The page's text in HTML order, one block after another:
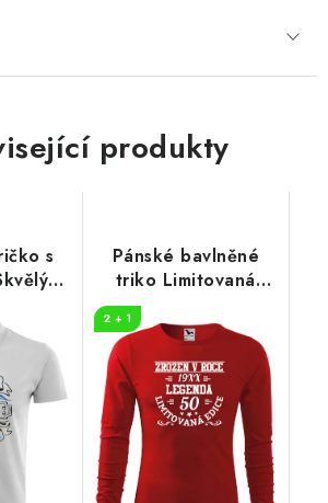
produkty
s
Pánské bavlněné
triko Limitovaná
2 + 1